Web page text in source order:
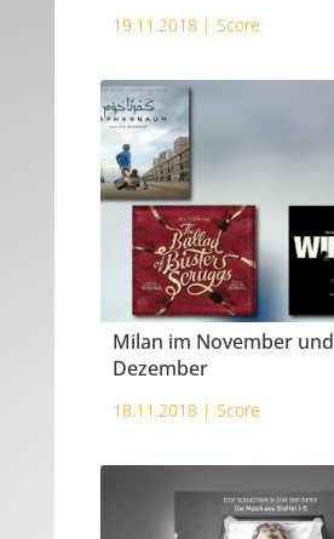
19.11.2018 | Score
Milan im November und
Dezember
18.11.2018 | Score